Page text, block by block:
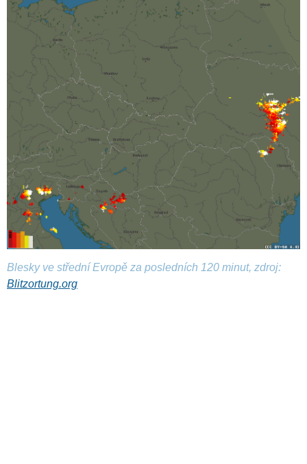
Blesky ve střední Evropě za posledních 120 minut, zdroj:
Blitzortung.org